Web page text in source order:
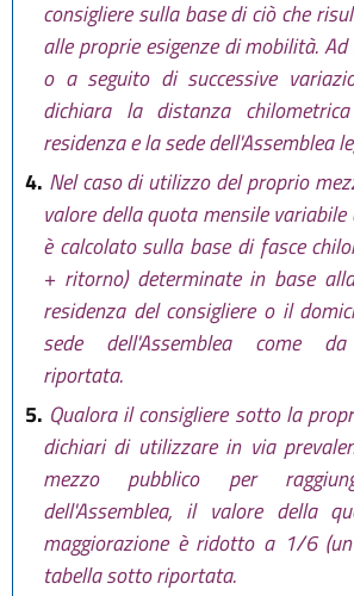
consigliere sulla base di ciò che
alle proprie esigenze di mobilità.
o a seguito di successive
dichiara la distanza
residenza e la sede dell'Assemblea
4. Nel caso di utilizzo del proprio
valore della quota mensile
è calcolato sulla base di fasce
+ ritorno) determinate in base
residenza del consigliere o il
sede dell'Assemblea come
riportata.
5. Qualora il consigliere sotto la
dichiari di utilizzare in via
mezzo pubblico per
dell'Assemblea, il valore della
maggiorazione è ridotto a 1/6
tabella sotto riportata.